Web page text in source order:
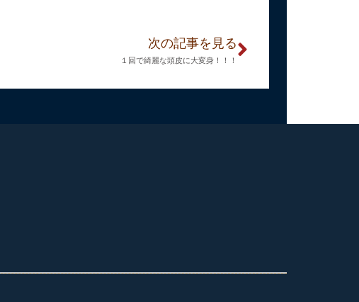
次の記事を見る
１回で綺麗な頭皮に大変身！！！